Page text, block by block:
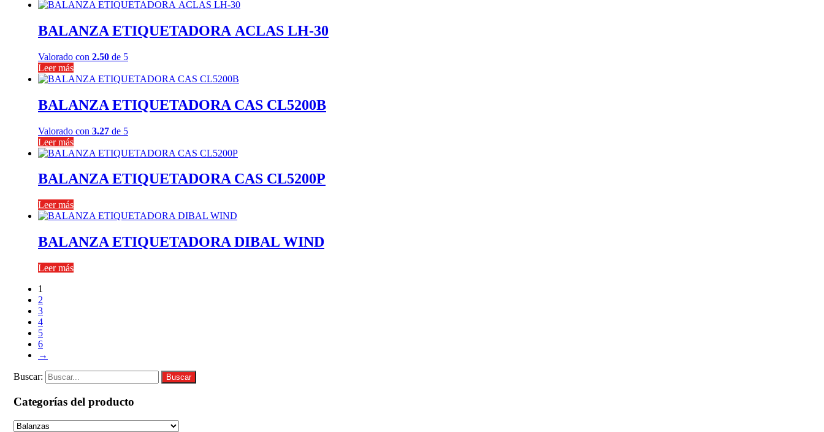
BALANZA ETIQUETADORA ACLAS LH-30
Valorado con 2.50 de 5
Leer más
BALANZA ETIQUETADORA CAS CL5200B
Valorado con 3.27 de 5
Leer más
BALANZA ETIQUETADORA CAS CL5200P
Leer más
BALANZA ETIQUETADORA DIBAL WIND
Leer más
1
2
3
4
5
6
→
Buscar: Buscar
Categorías del producto